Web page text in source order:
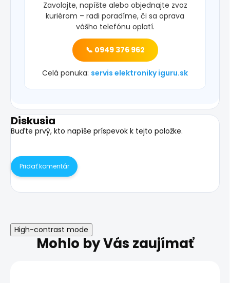
Zavolajte, napíšte alebo objednajte zvoz
kuriérom – radi poradíme, či sa oprava
vášho telefónu oplatí.
📞 0949 376 962
Celá ponuka: servis elektroniky iguru.sk
Diskusia
Buďte prvý, kto napíše príspevok k tejto položke.
Pridať komentár
High-contrast mode
Mohlo by Vás zaujímať